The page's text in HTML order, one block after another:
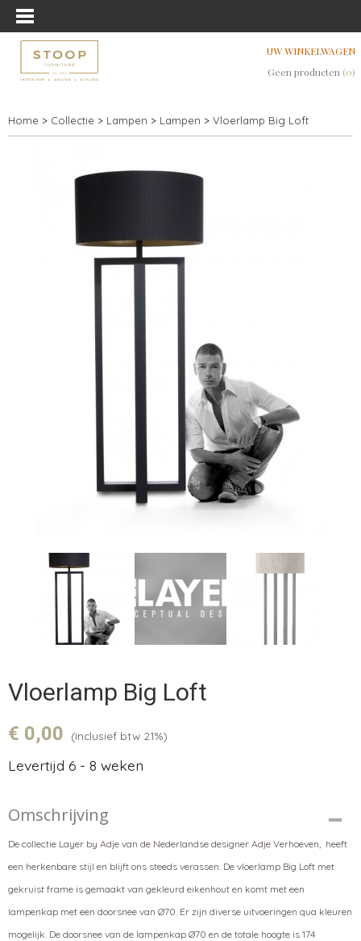
UW WINKELWAGEN
Geen producten (0)
Home > Collectie > Lampen > Lampen > Vloerlamp Big Loft
Vloerlamp Big Loft
€ 0,00 (inclusief btw 21%)
Levertijd 6 - 8 weken
Omschrijving
De collectie Layer by Adje van de Nederlandse designer Adje Verhoeven, heeft
een herkenbare stijl en blijft ons steeds verassen. De vloerlamp Big Loft met
gekruist frame is gemaakt van gekleurd eikenhout en komt met een
lampenkap met een doorsnee van Ø70. Er zijn diverse uitvoeringen qua kleuren
mogelijk. De doorsnee van de lampenkap Ø70 en de totale hoogte is 174